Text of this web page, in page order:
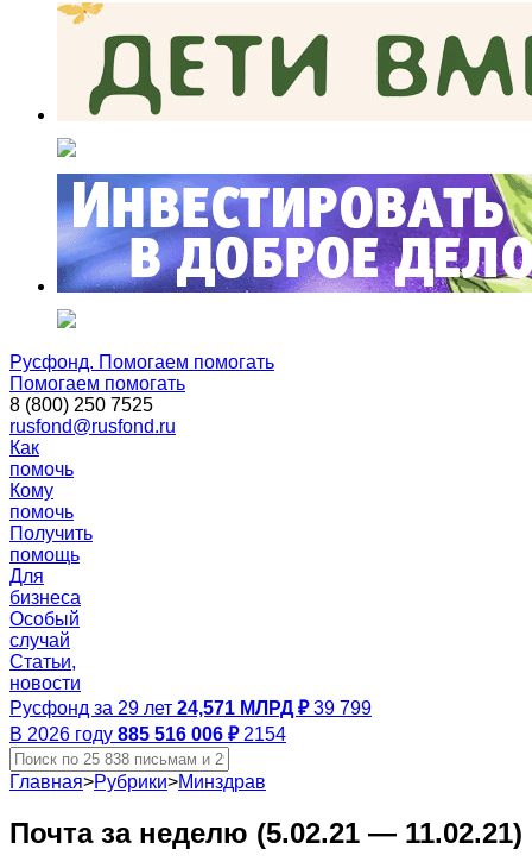
Русфонд. Помогаем помогать
Помогаем помогать
8 (800) 250 7525
rusfond@rusfond.ru
Как
помочь
Кому
помочь
Получить
помощь
Для
бизнеса
Особый
случай
Статьи,
новости
Русфонд за 29 лет 24,571 МЛРД ₽ 39 799
В 2026 году 885 516 006 ₽ 2154
Главная>Рубрики>Минздрав
Почта за неделю (5.02.21 — 11.02.21)